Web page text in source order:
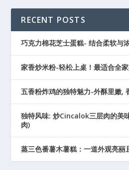
RECENT POSTS
巧克力棉花芝士蛋糕- 结合柔软与
家香炒米粉-轻松上桌！最适合全
五香粉炸鸡的独特魅力-外酥里嫩,
独特风味: 炒Cincalok三层肉的美
肉)
蒸三色番薯木薯糕：一道外观亮丽